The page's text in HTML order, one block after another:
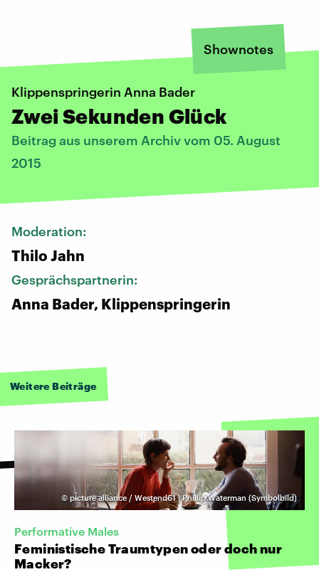
Shownotes
Klippenspringerin Anna Bader
Zwei Sekunden Glück
Beitrag aus unserem Archiv vom 05. August
2015
Moderation:
Thilo Jahn
Gesprächspartnerin:
Anna Bader, Klippenspringerin
Weitere Beiträge
© picture alliance / Westend61 | Phillip Waterman (Symbolbild)
Performative Males
Feministische Traumtypen oder doch nur
Macker?